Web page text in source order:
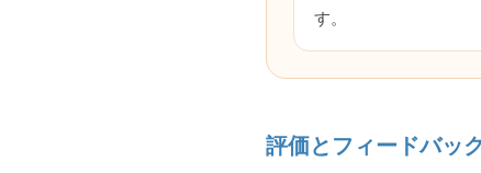
す。
評価とフィードバッ